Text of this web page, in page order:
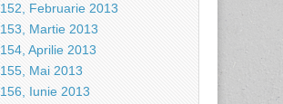
152, Februarie 2013
153, Martie 2013
154, Aprilie 2013
155, Mai 2013
156, Iunie 2013